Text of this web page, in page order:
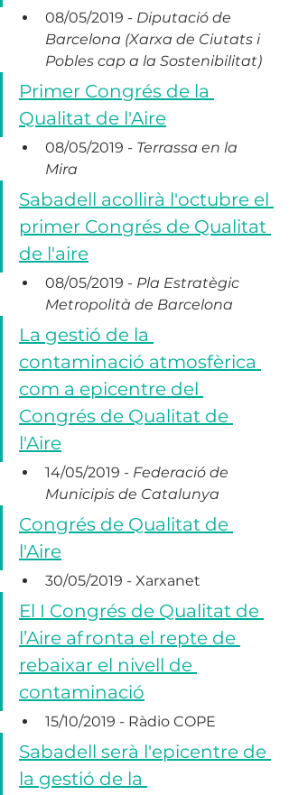
08/05/2019 - Diputació de
Barcelona (Xarxa de Ciutats i
Pobles cap a la Sostenibilitat)
Primer Congrés de la
Qualitat de l'Aire
08/05/2019 - Terrassa en la
Mira
Sabadell acollirà l'octubre el
primer Congrés de Qualitat
de l'aire
08/05/2019 - Pla Estratègic
Metropolità de Barcelona
La gestió de la
contaminació atmosfèrica
com a epicentre del
Congrés de Qualitat de
l'Aire
14/05/2019 - Federació de
Municipis de Catalunya
Congrés de Qualitat de
l'Aire
30/05/2019 - Xarxanet
El I Congrés de Qualitat de
l’Aire afronta el repte de
rebaixar el nivell de
contaminació
15/10/2019 - Ràdio COPE
Sabadell serà l'epicentre de
la gestió de la